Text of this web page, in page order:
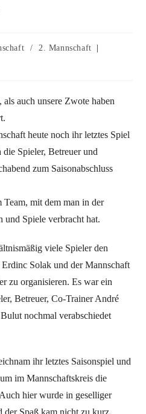
/
2. Mannschaft
auch unsere Zwote haben
heute noch ihr letztes Spiel
Spieler, Betreuer und
zum Saisonabschluss
mit dem man in der
und Spiele verbracht hat.
viele Spieler den
Solak und der Mannschaft
zu organisieren. Es war ein
Betreuer, Co-Trainer André
nochmal verabschiedet
ihr letztes Saisonspiel und
im Mannschaftskreis die
hier wurde in geselliger
der Spaß kam nicht zu kurz.